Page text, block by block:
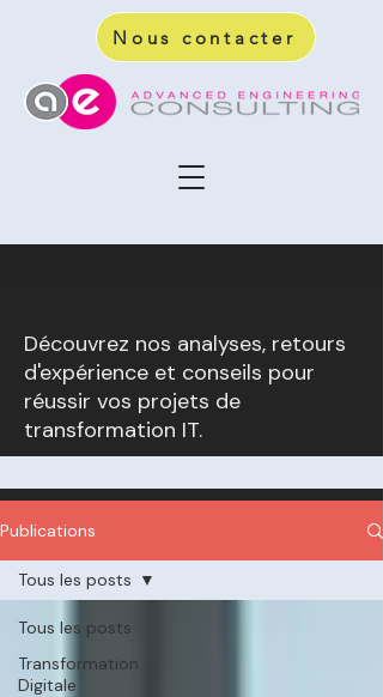
Nous contacter
Découvrez nos analyses, retours
d'expérience et conseils pour
réussir vos projets de
transformation IT.
Publications
Tous les posts
Transformation
Digitale
Tous les posts